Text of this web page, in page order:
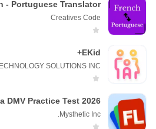
- Portuguese Translator
Creatives Code
EKid+
SOLUTIONS INC
DMV Practice Test 2026
Mysthetic Inc.